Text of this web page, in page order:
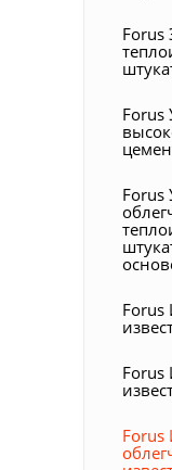
Forus
Forus
Forus
Forus
Forus
Forus